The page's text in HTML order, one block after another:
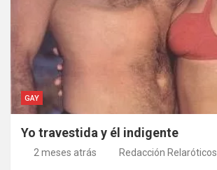
GAY
Yo travestida y él indigente
2 meses atrás Redacción Relaróticos